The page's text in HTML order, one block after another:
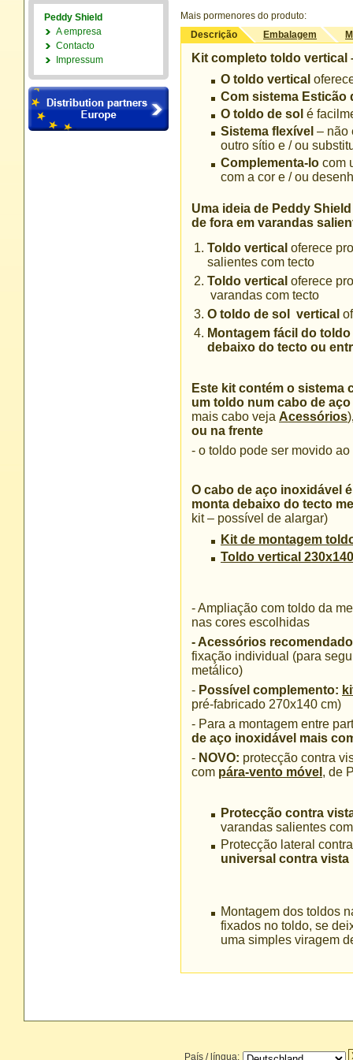
Mais pormenores do produto:
Descrição
Embalagem
Kit completo toldo vertical
O toldo vertical
Com sistema Esticão
O toldo de sol é
Sistema flexível – não
outro sítio e / ou
Complementa-lo com
com a cor e / ou
Uma ideia de Peddy
de fora em varandas
Toldo vertical oferece
salientes com tecto
Toldo vertical oferece
varandas com tecto
O toldo de sol
vertical
Montagem fácil do
debaixo do tecto ou
Este kit contém o sistema
um toldo num cabo de
mais cabo veja Acessórios)
ou na frente
- o toldo pode ser movido
O cabo de aço inoxidável
monta debaixo do tecto
kit – possível de alargar)
Kit de montagem
Toldo vertical
- Ampliação com toldo da
nas cores escolhidas
- Acessórios
fixação individual (para
metálico)
- Possível complemento:
pré-fabricado 270x140 cm)
- Para a montagem entre
de aço inoxidável mais
- NOVO: protecção contra
com pára-vento móvel , de
Protecção contra
varandas salientes
Protecção lateral
universal contra vista
Montagem dos toldos
fixados no toldo, se
uma simples viragem
Peddy Shield
A empresa
Contacto
Impressum
País / língua: